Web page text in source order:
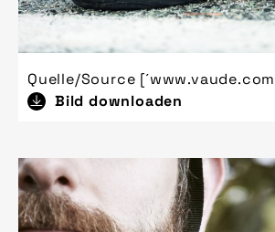
Quelle/Source
Bild downloaden